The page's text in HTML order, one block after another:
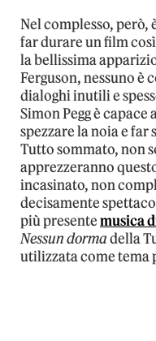
Nel complesso, però,
far durare un film
la bellissima
Ferguson, nessuno è
dialoghi inutili e
Simon Pegg è
spezzare la noia e
Tutto sommato, non
apprezzeranno
incasinato, non
decisamente
più presentemusica
Nessun dormadella
utilizzata come tema